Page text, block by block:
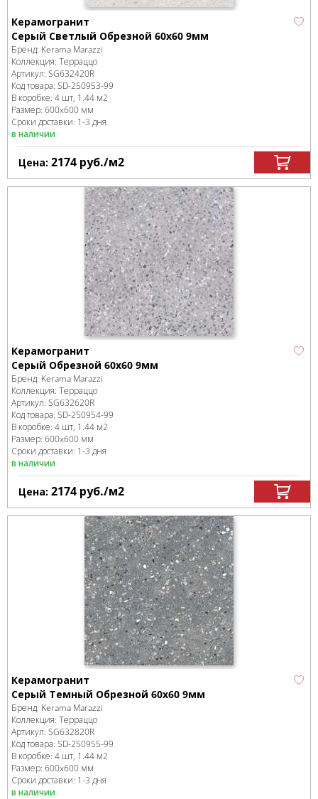
Керамогранит
Серый Светлый Обрезной 60x60 9мм
Бренд: Kerama Marazzi
Коллекция: Терраццо
Артикул: SG632420R
Код товара: SD-250953-99
В коробке: 4 шт, 1.44 м2
Размер: 600x600 мм
Сроки доставки: 1-3 дня
в наличии
Цена: 2174 руб./м2
Керамогранит
Серый Обрезной 60x60 9мм
Бренд: Kerama Marazzi
Коллекция: Терраццо
Артикул: SG632620R
Код товара: SD-250954-99
В коробке: 4 шт, 1.44 м2
Размер: 600x600 мм
Сроки доставки: 1-3 дня
в наличии
Цена: 2174 руб./м2
Керамогранит
Серый Темный Обрезной 60x60 9мм
Бренд: Kerama Marazzi
Коллекция: Терраццо
Артикул: SG632820R
Код товара: SD-250955-99
В коробке: 4 шт, 1.44 м2
Размер: 600x600 мм
Сроки доставки: 1-3 дня
в наличии